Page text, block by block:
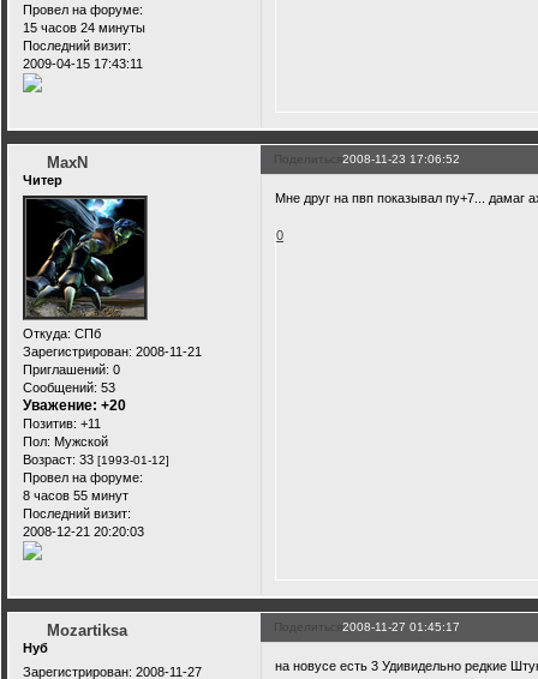
Провел на форуме:
15 часов 24 минуты
Последний визит:
2009-04-15 17:43:11
Поделиться2008-11-23 17:06:52
MaxN
Читер
Откуда: СПб
Зарегистрирован: 2008-11-21
Приглашений: 0
Сообщений: 53
Уважение: +20
Позитив: +11
Пол: Мужской
Возраст: 33 [1993-01-12]
Провел на форуме:
8 часов 55 минут
Последний визит:
2008-12-21 20:20:03
Мне друг на пвп показывал пу+7... дамаг
0
Поделиться2008-11-27 01:45:17
Mozartiksa
Нуб
Зарегистрирован: 2008-11-27
на новусе есть 3 Удивидельно редкие